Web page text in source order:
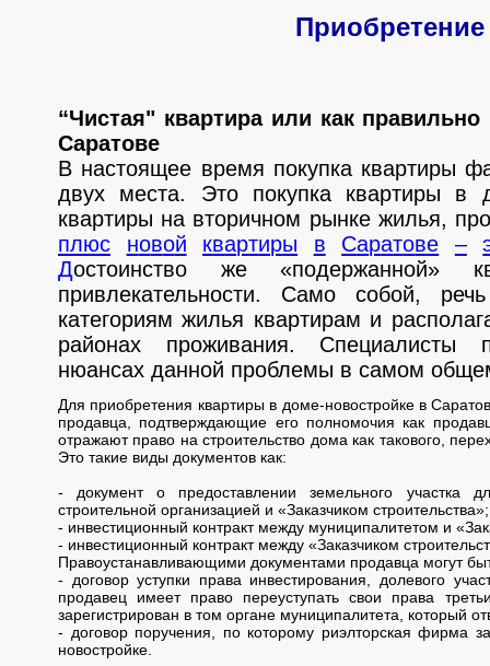
“Чистая" квартира или как
Саратове
В настоящее время покупка квартиры
двух места. Это покупка квартиры в
квартиры на вторичном рынке жилья,
плюс новой квартиры в Саратове –
Достоинство же «подержанной»
привлекательности. Само собой,
категориям жилья квартирам и
районах проживания. Специалиcты
нюансах данной проблемы в самом
Для приобретения квартиры в доме-новостройке в
продавца, подтверждающие его полномочия как
отражают право на строительство дома как такового,
Это такие виды документов как:
- документ о предоставлении земельного участка
строительной организацией и «Заказчиком строительства»;
- инвестиционный контракт между муниципалитетом и
- инвестиционный контракт между «Заказчиком
Правоустанавливающими документами продавца могут
- договор уступки права инвестирования, долевого
продавец имеет право переуступать свои права
зарегистрирован в том органе муниципалитета, который
- договор поручения, по которому риэлторская фирма
новостройке.